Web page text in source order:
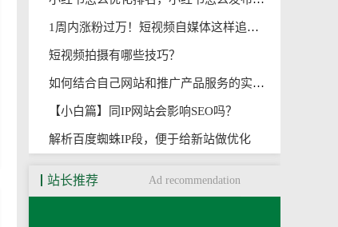
1周内涨粉过万！短视频自媒体这样追热点，能快速出爆款
短视频拍摄有哪些技巧？
如何结合自己网站和推广产品服务的实际情况，指定关键词进行网站优化
【小白篇】同IP网站会影响SEO吗？
解析百度蜘蛛IP段，便于给新站做优化
站长推荐 Ad recommendation